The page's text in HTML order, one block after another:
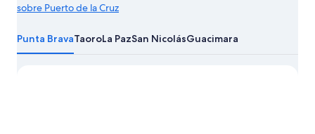
sobre Puerto de la Cruz
más
información
sobre
Punta BravaTaoroLa PazSan NicolásGuacimara